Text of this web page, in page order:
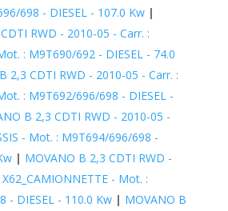
698 - DIESEL - 107.0 Kw|
RWD - 2010-05 - Carr. :
: M9T690/692 - DIESEL - 74.0
2,3 CDTI RWD - 2010-05 - Carr. :
: M9T692/696/698 - DIESEL -
B 2,3 CDTI RWD - 2010-05 -
- Mot. : M9T694/696/698 -
| MOVANO B 2,3 CDTI RWD -
- Mot. :
- DIESEL - 110.0 Kw| MOVANO B